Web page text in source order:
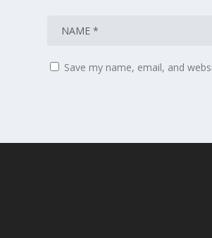
Save my name, email, and